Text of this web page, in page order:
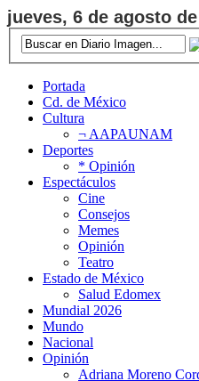
jueves, 6 de agosto
Portada
Cd. de México
Cultura
¬ AAPAUNAM
Deportes
* Opinión
Espectáculos
Cine
Consejos
Memes
Opinión
Teatro
Estado de México
Salud Edomex
Mundial 2026
Mundo
Nacional
Opinión
Adriana Moreno